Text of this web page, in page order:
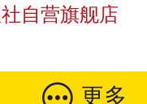
自营旗舰店
更多